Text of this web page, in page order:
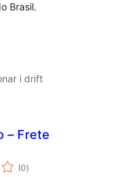
Brasil.
i drift
– Frete
(0vurderingar
i)